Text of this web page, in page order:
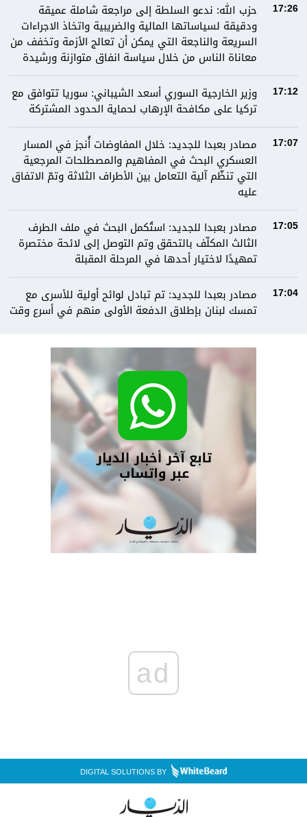
17:26
حزب الله: ندعو السلطة إلى مراجعة شاملة عميقة
ودقيقة لسياساتها المالية والضريبية واتخاذ الاجراءات
السريعة والناجعة التي يمكن أن تعالج الأزمة وتخفف من
معاناة الناس من خلال سياسة انفاق متوازنة ورشيدة
17:12
وزير الخارجية السوري أسعد الشيباني: سوريا تتوافق مع
تركيا على مكافحة الإرهاب لحماية الحدود المشتركة
17:07
مصادر بعبدا للجديد: خلال المفاوضات أُنجز في المسار
العسكري البحث في المفاهيم والمصطلحات المرجعية
التي تنظّم آلية التعامل بين الأطراف الثلاثة وتمّ الاتفاق
عليه
17:05
مصادر بعبدا للجديد: استُكمل البحث في ملف الطرف
الثالث المكلّف بالتحقق وتم التوصل إلى لائحة مختصرة
تمهيدًا لاختيار أحدها في المرحلة المقبلة
17:04
مصادر بعبدا للجديد: تم تبادل لوائح أولية للأسرى مع
تمسك لبنان بإطلاق الدفعة الأولى منهم في أسرع وقت
ad
DIGITAL SOLUTIONS BY